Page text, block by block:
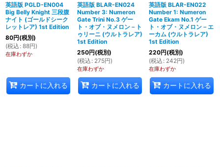
英語版 PGLD-EN004
Big Belly Knight 三段腹
ナイト (ゴールドシーク
レットレア) 1st Edition
80円(税別)
(税込 : 88円)
在庫わずか
カートに入れる
英語版 BLAR-EN024
Number 3: Numeron
Gate Trini No.3 ゲー
ト・オブ・ヌメロン－ト
ゥリーニ (ウルトラレア)
1st Edition
250円(税別)
(税込 : 275円)
在庫わずか
カートに入れる
英語版 BLAR-EN022
Number 1: Numeron
Gate Ekam No.1 ゲー
ト・オブ・ヌメロン－エ
ーカム (ウルトラレア)
1st Edition
220円(税別)
(税込 : 242円)
在庫わずか
カートに入れる